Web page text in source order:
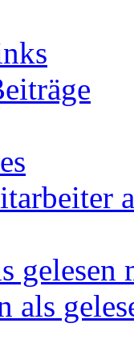
gelesen
als